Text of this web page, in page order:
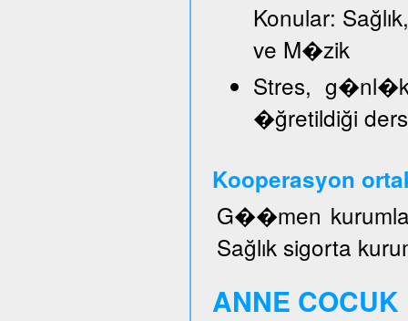
Konular:
ve M�zik
Stres, g�nl�k
�ğretildiği
Kooperasyon
G��men
Sağlık sigorta
ANNE COCUK